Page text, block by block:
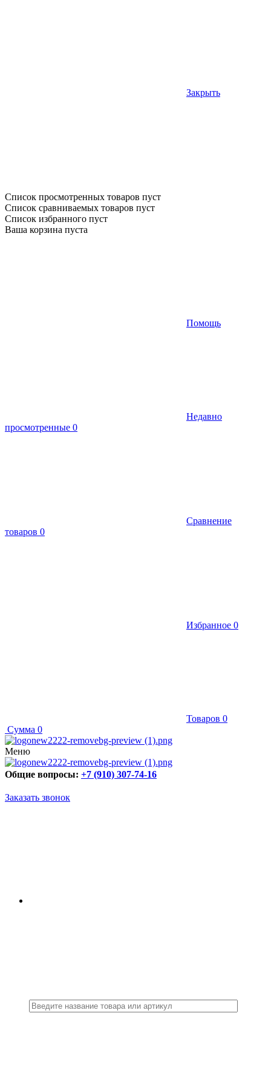
Закрыть
Список просмотренных товаров пуст
Список сравниваемых товаров пуст
Список избранного пуст
Ваша корзина пуста
Помощь
Недавно
просмотренные 0
Сравнение
товаров 0
Избранное 0
Товаров 0
Сумма 0
Меню
Общие вопросы: +7 (910) 307-74-16
Заказать звонок